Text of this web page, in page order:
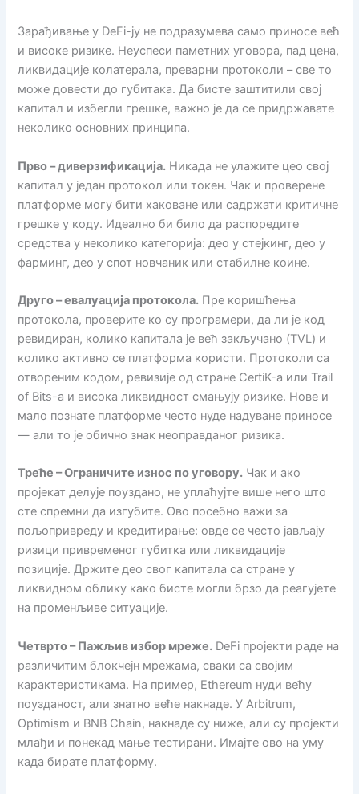
Зарађивање у DeFi-ју не подразумева само приносе већ
и високе ризике. Неуспеси паметних уговора, пад цена,
ликвидације колатерала, преварни протоколи – све то
може довести до губитака. Да бисте заштитили свој
капитал и избегли грешке, важно је да се придржавате
неколико основних принципа.
Прво – диверзификација. Никада не улажите цео свој
капитал у један протокол или токен. Чак и проверене
платформе могу бити хаковане или садржати критичне
грешке у коду. Идеално би било да распоредите
средства у неколико категорија: део у стејкинг, део у
фарминг, део у спот новчаник или стабилне коине.
Друго – евалуација протокола. Пре коришћења
протокола, проверите ко су програмери, да ли је код
ревидиран, колико капитала је већ закључано (TVL) и
колико активно се платформа користи. Протоколи са
отвореним кодом, ревизије од стране CertiK-а или Trail
of Bits-а и висока ликвидност смањују ризике. Нове и
мало познате платформе често нуде надуване приносе
— али то је обично знак неоправданог ризика.
Треће – Ограничите износ по уговору. Чак и ако
пројекат делује поуздано, не уплаћујте више него што
сте спремни да изгубите. Ово посебно важи за
пољопривреду и кредитирање: овде се често јављају
ризици привременог губитка или ликвидације
позиције. Држите део свог капитала са стране у
ликвидном облику како бисте могли брзо да реагујете
на променљиве ситуације.
Четврто – Пажљив избор мреже. DeFi пројекти раде на
различитим блокчејн мрежама, сваки са својим
карактеристикама. На пример, Ethereum нуди већу
поузданост, али знатно веће накнаде. У Arbitrum,
Optimism и BNB Chain, накнаде су ниже, али су пројекти
млађи и понекад мање тестирани. Имајте ово на уму
када бирате платформу.